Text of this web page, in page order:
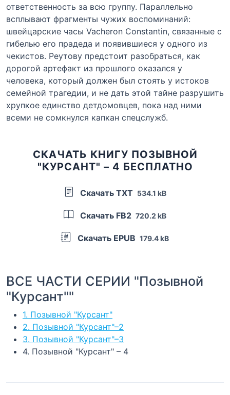
ответственность за всю группу. Параллельно
всплывают фрагменты чужих воспоминаний:
швейцарские часы Vacheron Constantin, связанные с
гибелью его прадеда и появившиеся у одного из
чекистов. Реутову предстоит разобраться, как
дорогой артефакт из прошлого оказался у
человека, который должен был стоять у истоков
семейной трагедии, и не дать этой тайне разрушить
хрупкое единство детдомовцев, пока над ними
всеми не сомкнулся капкан спецслужб.
СКАЧАТЬ КНИГУ ПОЗЫВНОЙ
"КУРСАНТ" – 4 БЕСПЛАТНО
Скачать TXT 534.1 kB
Скачать FB2 720.2 kB
Скачать EPUB 179.4 kB
ВСЕ ЧАСТИ СЕРИИ "Позывной
"Курсант""
1. Позывной "Курсант"
2. Позывной "Курсант"–2
3. Позывной "Курсант"–3
4. Позывной "Курсант" – 4